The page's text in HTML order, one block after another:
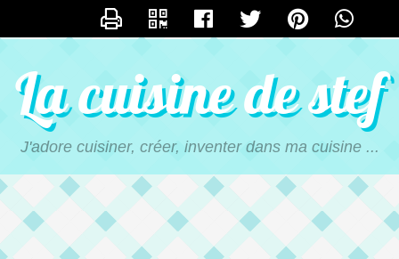
La cuisine de stef
J'adore cuisiner, créer, inventer dans ma cuisine ...